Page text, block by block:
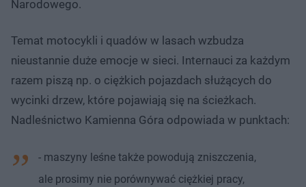
Narodowego.
Temat motocykli i quadów w lasach wzbudza
nieustannie duże emocje w sieci. Internauci za każdym
razem piszą np. o ciężkich pojazdach służących do
wycinki drzew, które pojawiają się na ścieżkach.
Nadleśnictwo Kamienna Góra odpowiada w punktach:
- maszyny leśne także powodują zniszczenia,
ale prosimy nie porównywać ciężkiej pracy,